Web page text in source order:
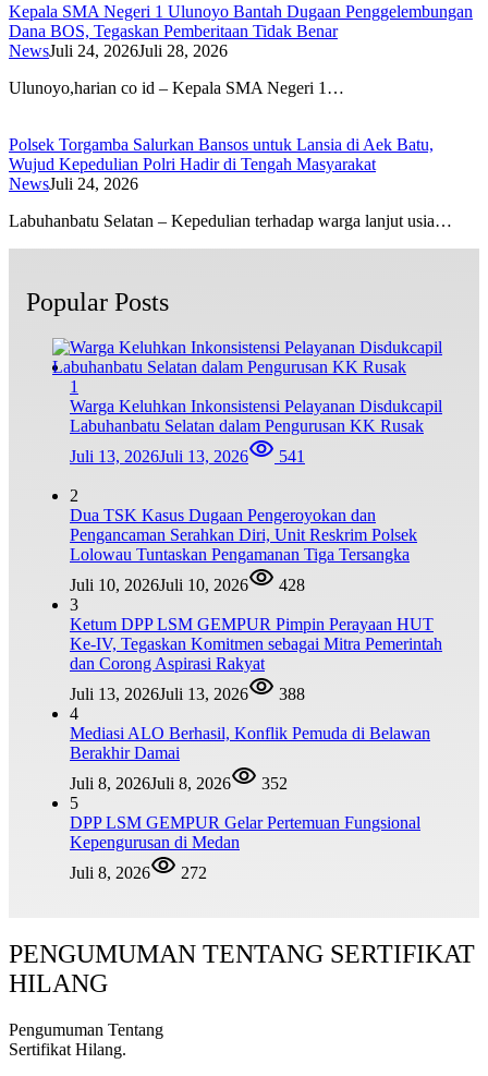
Kepala SMA Negeri 1 Ulunoyo Bantah Dugaan Penggelembungan
Dana BOS, Tegaskan Pemberitaan Tidak Benar
NewsJuli 24, 2026Juli 28, 2026
Ulunoyo,harian co id – Kepala SMA Negeri 1…
Polsek Torgamba Salurkan Bansos untuk Lansia di Aek Batu,
Wujud Kepedulian Polri Hadir di Tengah Masyarakat
NewsJuli 24, 2026
Labuhanbatu Selatan – Kepedulian terhadap warga lanjut usia…
Popular Posts
1
Warga Keluhkan Inkonsistensi Pelayanan Disdukcapil
Labuhanbatu Selatan dalam Pengurusan KK Rusak
Juli 13, 2026Juli 13, 2026 541
2
Dua TSK Kasus Dugaan Pengeroyokan dan
Pengancaman Serahkan Diri, Unit Reskrim Polsek
Lolowau Tuntaskan Pengamanan Tiga Tersangka
Juli 10, 2026Juli 10, 2026
428
3
Ketum DPP LSM GEMPUR Pimpin Perayaan HUT
Ke-IV, Tegaskan Komitmen sebagai Mitra Pemerintah
dan Corong Aspirasi Rakyat
Juli 13, 2026Juli 13, 2026
388
4
Mediasi ALO Berhasil, Konflik Pemuda di Belawan
Berakhir Damai
Juli 8, 2026Juli 8, 2026
352
5
DPP LSM GEMPUR Gelar Pertemuan Fungsional
Kepengurusan di Medan
Juli 8, 2026
272
PENGUMUMAN TENTANG SERTIFIKAT
HILANG
Pengumuman Tentang
Sertifikat Hilang.